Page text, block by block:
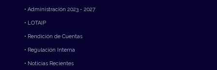
• Administración 2023 - 2027
• LOTAIP
• Rendición de Cuentas
• Regulación Interna
• Noticias Recientes